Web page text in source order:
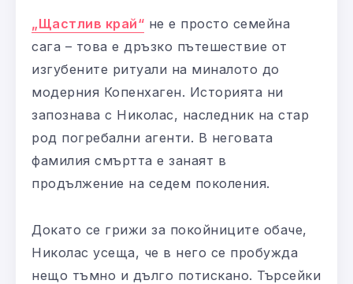
„Щастлив край“ не е просто семейна
сага – това е дръзко пътешествие от
изгубените ритуали на миналото до
модерния Копенхаген. Историята ни
запознава с Николас, наследник на стар
род погребални агенти. В неговата
фамилия смъртта е занаят в
продължение на седем поколения.
Докато се грижи за покойниците обаче,
Николас усеща, че в него се пробужда
нещо тъмно и дълго потискано. Търсейки